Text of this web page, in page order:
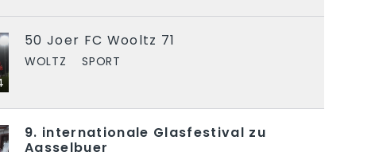
50 Joer FC Wooltz 71
WOLTZ SPORT
9. internationale Glasfestival zu
Aasselbuer